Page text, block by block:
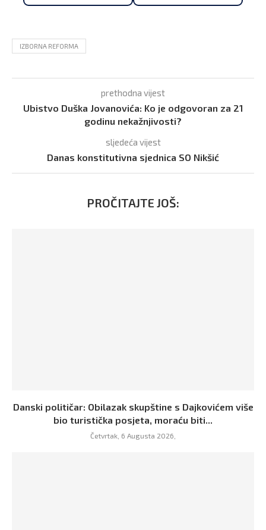
IZBORNA REFORMA
prethodna vijest
Ubistvo Duška Jovanovića: Ko je odgovoran za 21
godinu nekažnjivosti?
sljedeća vijest
Danas konstitutivna sjednica SO Nikšić
PROČITAJTE JOŠ:
Danski političar: Obilazak skupštine s Dajkovićem više
bio turistička posjeta, moraću biti...
Četvrtak, 6 Augusta 2026,